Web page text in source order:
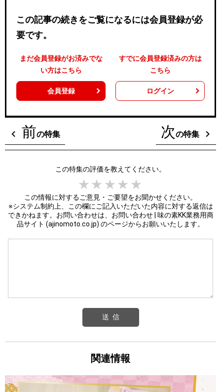
この記事の続きをご覧になるには会員登録が必
要です。
まだ会員登録がお済みでな
い方はこちら
会員登録
すでに会員登録済みの方は
こちら
ログイン
前の特集 次の特集
この特集の評価を教えてください。
4 stars
3 stars
2 stars
1 star
この情報に対するご意見・ご要望をお聞かせください。
※システム制約上、この欄にご記入いただいた内容に対する返信は
できかねます。お問い合わせは、 お問い合わせ | 味の素KK業務用商
品サイト (ajinomoto.co.jp) のページからお願いいたします。
関連情報